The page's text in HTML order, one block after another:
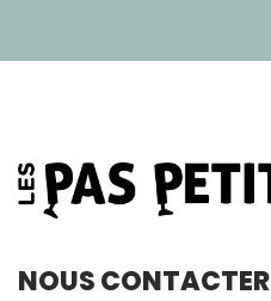
NOUS CONTACTER